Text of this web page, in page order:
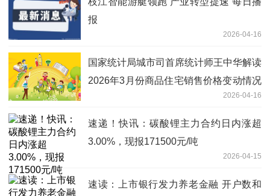
报
2026-04-16
国家统计局城市司首席统计师王中华解读
2026年3月份商品住宅销售价格变动情况
2026-04-16
速递！快讯：碳酸锂主力合约日内涨超
3.00%，现报171500元/吨
2026-04-15
速读：上市银行发力养老金融 开户数和